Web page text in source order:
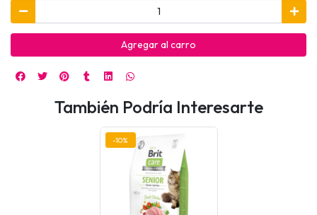
Agregar al carro
También Podría Interesarte
-10%